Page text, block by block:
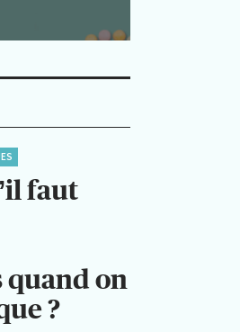
faut
on
?